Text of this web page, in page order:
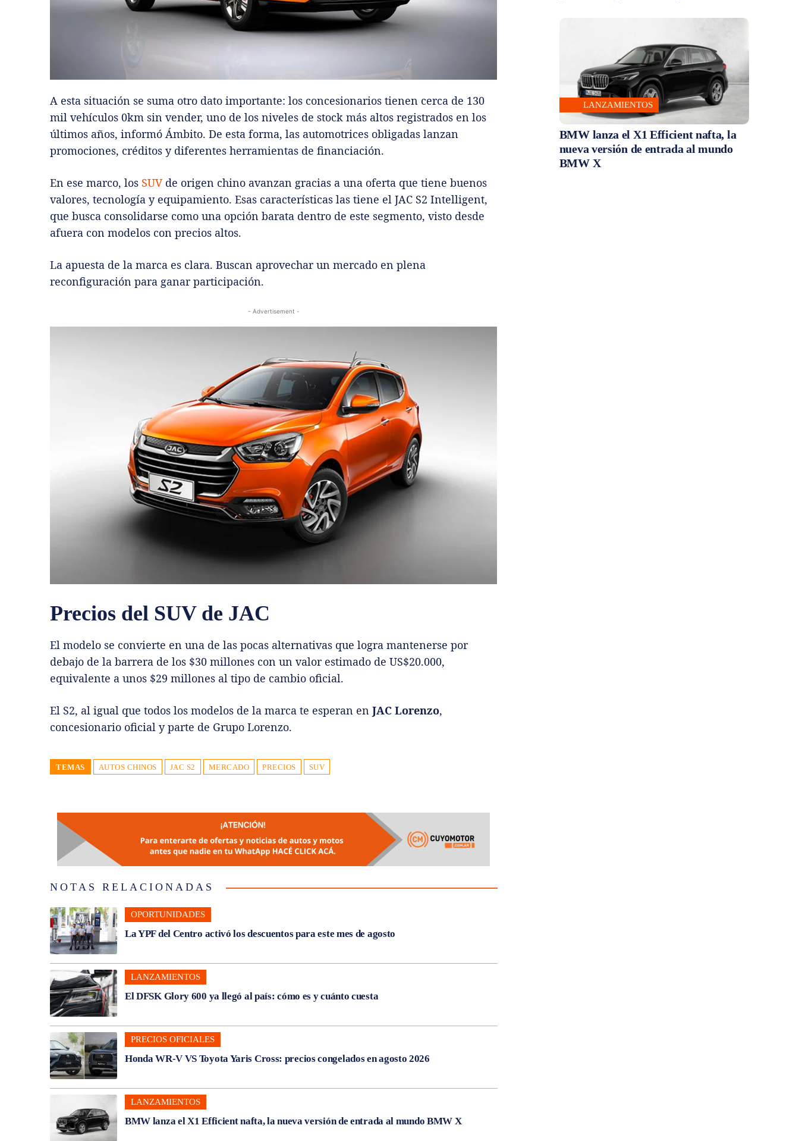
A esta situación se suma otro dato importante: los concesionarios tienen cerca de 130
mil vehículos 0km sin vender, uno de los niveles de stock más altos registrados en los
últimos años, informó Ámbito. De esta forma, las automotrices obligadas lanzan
promociones, créditos y diferentes herramientas de financiación.
En ese marco, los SUV de origen chino avanzan gracias a una oferta que tiene buenos
valores, tecnología y equipamiento. Esas características las tiene el JAC S2 Intelligent,
que busca consolidarse como una opción barata dentro de este segmento, visto desde
afuera con modelos con precios altos.
La apuesta de la marca es clara. Buscan aprovechar un mercado en plena
reconfiguración para ganar participación.
- Advertisement -
Precios del SUV de JAC
El modelo se convierte en una de las pocas alternativas que logra mantenerse por
debajo de la barrera de los $30 millones con un valor estimado de US$20.000,
equivalente a unos $29 millones al tipo de cambio oficial.
El S2, al igual que todos los modelos de la marca te esperan en JAC Lorenzo,
concesionario oficial y parte de Grupo Lorenzo.
TEMAS AUTOS CHINOS JAC S2 MERCADO PRECIOS SUV
NOTAS RELACIONADAS
OPORTUNIDADES
La YPF del Centro activó los descuentos para este mes de agosto
LANZAMIENTOS
El DFSK Glory 600 ya llegó al país: cómo es y cuánto cuesta
PRECIOS OFICIALES
Honda WR-V VS Toyota Yaris Cross: precios congelados en agosto 2026
LANZAMIENTOS
BMW lanza el X1 Efficient nafta, la nueva versión de entrada al mundo BMW X
LANZAMIENTOS
BMW lanza el X1 Efficient nafta, la
nueva versión de entrada al mundo
BMW X